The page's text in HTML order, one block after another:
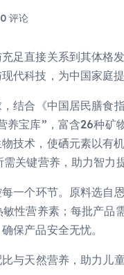
0 评论
足直接关系到其体格
代科技，为中国家庭
结合《中国居民膳食
养宝库”，富含26种
技术，使硒元素以有
关键营养，助力智力提
一个环节。原料选自
性营养素；每批产品
保产品安全无忧。
与天然营养，助力儿